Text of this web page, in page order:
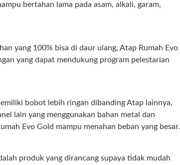
bertahan lama pada asam, alkali, garam,
yang 100% bisa di daur ulang, Atap Rumah Evo
yang dapat mendukung program pelestarian
bobot lebih ringan dibanding Atap lainnya,
lain yang menggunakan bahan metal dan
Evo Gold mampu menahan beban yang besar.
produk yang dirancang supaya tidak mudah